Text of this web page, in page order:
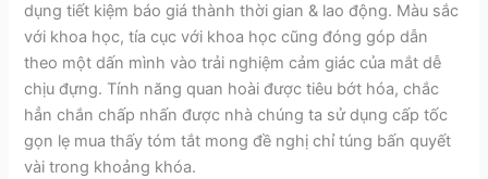
dụng tiết kiệm báo giá thành thời gian & lao động. Màu sắc
với khoa học, tía cục với khoa học cũng đóng góp dẫn
theo một dấn mình vào trải nghiệm cảm giác của mắt dễ
chịu đựng. Tính năng quan hoài được tiêu bớt hóa, chắc
hẳn chắn chấp nhấn được nhà chúng ta sử dụng cấp tốc
gọn lẹ mua thấy tóm tắt mong đề nghị chỉ túng bấn quyết
vài trong khoảng khóa.